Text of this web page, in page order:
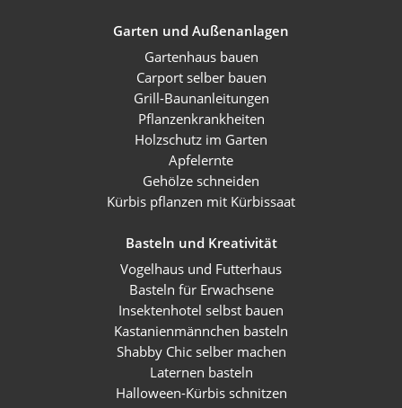
Garten und Außenanlagen
Gartenhaus bauen
Carport selber bauen
Grill-Baunanleitungen
Pflanzenkrankheiten
Holzschutz im Garten
Apfelernte
Gehölze schneiden
Kürbis pflanzen mit Kürbissaat
Basteln und Kreativität
Vogelhaus und Futterhaus
Basteln für Erwachsene
Insektenhotel selbst bauen
Kastanienmännchen basteln
Shabby Chic selber machen
Laternen basteln
Halloween-Kürbis schnitzen